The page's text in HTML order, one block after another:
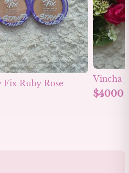
Fix Ruby Rose Vincha
$4000